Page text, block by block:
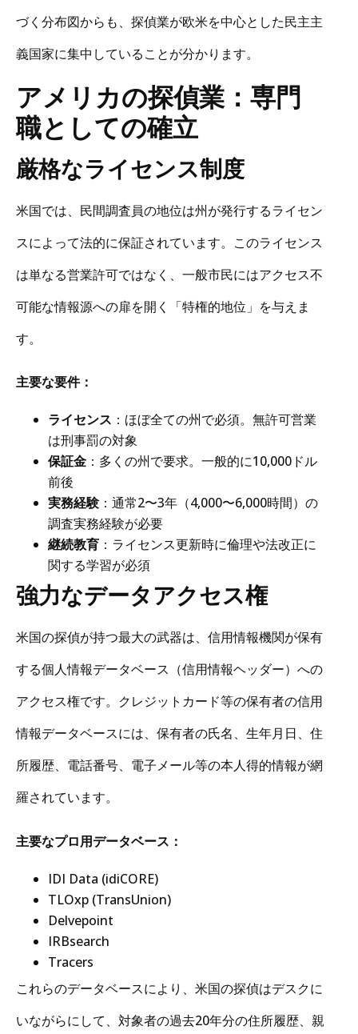
づく分布図からも、探偵業が欧米を中心とした民主主
義国家に集中していることが分かります。
アメリカの探偵業：専門
職としての確立
厳格なライセンス制度
米国では、民間調査員の地位は州が発行するライセン
スによって法的に保証されています。このライセンス
は単なる営業許可ではなく、一般市民にはアクセス不
可能な情報源への扉を開く「特権的地位」を与えま
す。
主要な要件：
ライセンス ：ほぼ全ての州で必須。無許可営業
は刑事罰の対象
保証金 ：多くの州で要求。一般的に10,000ドル
前後
実務経験：通常2〜3年（4,000〜6,000時間）の
調査実務経験が必要
継続教育 ：ライセンス更新時に倫理や法改正に
関する学習が必須
強力なデータアクセス権
米国の探偵が持つ最大の武器は、信用情報機関が保有
する個人情報データベース（信用情報ヘッダー）への
アクセス権です。クレジットカード等の保有者の信用
情報データベースには、保有者の氏名、生年月日、住
所履歴、電話番号、電子メール等の本人得的情報が網
羅されています。
主要なプロ用データベース：
IDI Data (idiCORE)
TLOxp (TransUnion)
Delvepoint
IRBsearch
Tracers
これらのデータベースにより、米国の探偵はデスクに
いながらにして、対象者の過去20年分の住所履歴、親